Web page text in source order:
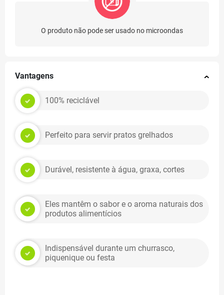
O produto não pode ser usado no microondas
Vantagens
100% reciclável
Perfeito para servir pratos grelhados
Durável, resistente à água, graxa, cortes
Eles mantêm o sabor e o aroma naturais dos
produtos alimentícios
Indispensável durante um churrasco,
piquenique ou festa